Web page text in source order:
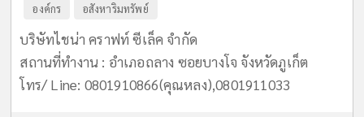
องค์กร อสังหาริมทรัพย์
บริษัทไชน่า คราฟท์ ซีเล็ค จำกัด
สถานที่ทำงาน : อำเภอถลาง ซอยบางโจ จังหวัดภูเก็ต
โทร/ Line: 0801910866(คุณหลง),0801911033